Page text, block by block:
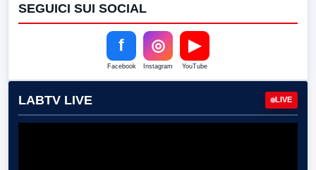
SEGUICI SUI SOCIAL
f
Facebook
◎
Instagram
▶
YouTube
LABTV LIVE LIVE